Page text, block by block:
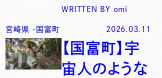
WRITTEN BY omi
宮崎県 - 国富町 2026.03.11
【国富町】宇
宙人のような